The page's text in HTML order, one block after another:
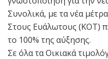
Συνολικά, με τα νέα
Στους Ευάλωτους (ΚΟΤ)
το 100% της αύξησης.
Σε όλα τα Οικιακά